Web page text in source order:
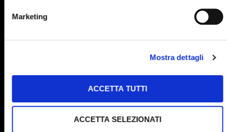
Marketing
Mostra dettagli
ACCETTA TUTTI
ACCETTA SELEZIONATI
940
944
953
954
955
956 957 958
959
962 963